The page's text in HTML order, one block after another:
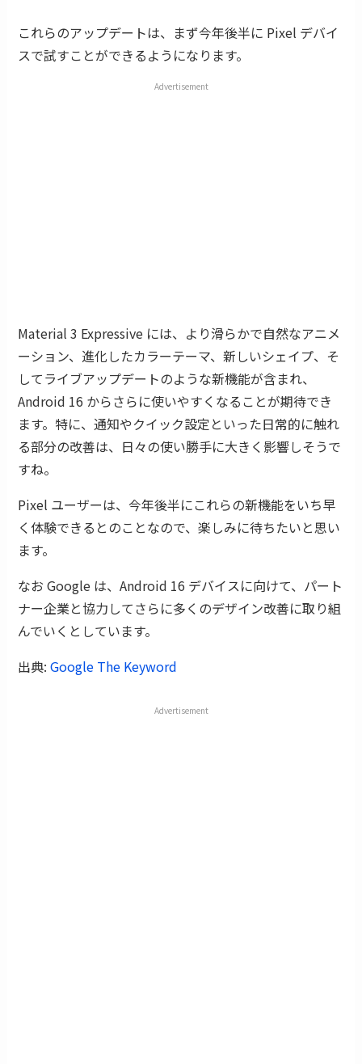
これらのアップデートは、まず今年後半に Pixel デバイ
スで試すことができるようになります。
Advertisement
Material 3 Expressive には、より滑らかで自然なアニメ
ーション、進化したカラーテーマ、新しいシェイプ、そ
してライブアップデートのような新機能が含まれ、
Android 16 からさらに使いやすくなることが期待でき
ます。特に、通知やクイック設定といった日常的に触れ
る部分の改善は、日々の使い勝手に大きく影響しそうで
すね。
Pixel ユーザーは、今年後半にこれらの新機能をいち早
く体験できるとのことなので、楽しみに待ちたいと思い
ます。
なお Google は、Android 16 デバイスに向けて、パート
ナー企業と協力してさらに多くのデザイン改善に取り組
んでいくとしています。
出典:Google The Keyword
Advertisement